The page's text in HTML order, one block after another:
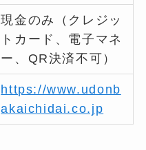
現金のみ（クレジッ
トカード、電子マネ
ー、QR決済不可）
https://www.udonb
akaichidai.co.jp